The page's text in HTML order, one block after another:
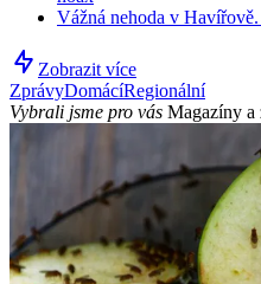
Vážná nehoda v
Zobrazit více
ZprávyDomácíRegionální
Vybrali jsme pro vás Magazíny a